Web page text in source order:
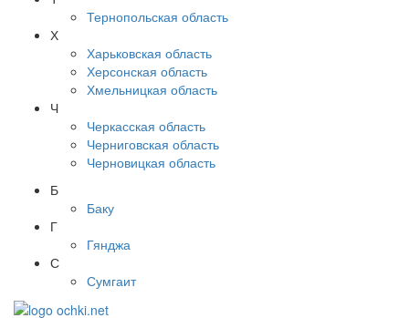
Тернопольская область
Х
Харьковская область
Херсонская область
Хмельницкая область
Ч
Черкасская область
Черниговская область
Черновицкая область
Б
Баку
Г
Гянджа
С
Сумгаит